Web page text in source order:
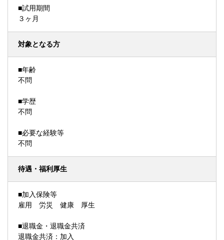
■試用期間
３ヶ月
対象となる方
■年齢
不問
■学歴
不問
■必要な経験等
不問
待遇・福利厚生
■加入保険等
雇用 労災 健康 厚生
■退職金・退職金共済
退職金共済：加入